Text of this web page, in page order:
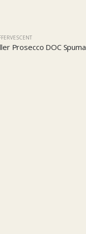
Prosecco DOC